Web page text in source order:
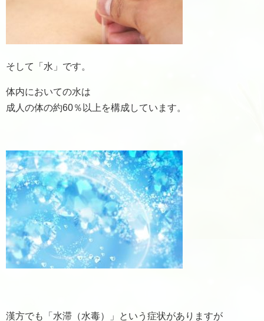
そして「水」です。
体内においての水は
成人の体の約60％以上を構成しています。
漢方でも「水滞（水毒）」という症状がありますが